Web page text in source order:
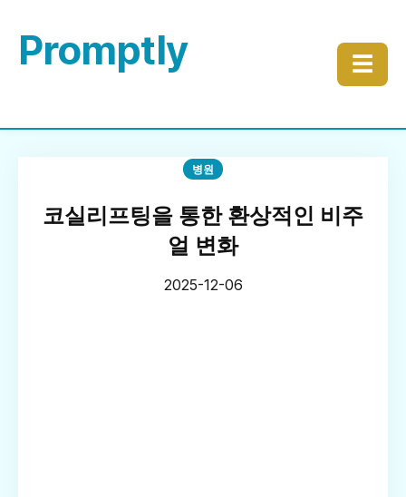
Promptly ☰
병원
코실리프팅을 통한 환상적인 비주
얼 변화
2025-12-06